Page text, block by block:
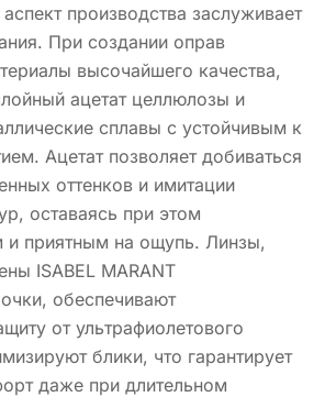
производства заслуживает
При создании оправ
высочайшего качества,
ацетат целлюлозы и
сплавы с устойчивым к
Ацетат позволяет добиваться
оттенков и имитации
оставаясь при этом
и приятным на ощупь. Линзы,
ISABEL MARANT
обеспечивают
от ультрафиолетового
блики, что гарантирует
даже при длительном